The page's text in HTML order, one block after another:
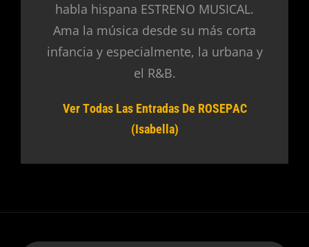
habla hispana ESTRENO MUSICAL.
Ama la música desde su más corta
infancia y especialmente, la urbana y
el R&B.
Ver Todas Las Entradas De ROSEPAC
(Isabella)